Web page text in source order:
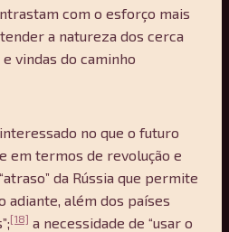
com o esforço mais
a natureza dos cerca
vindas do caminho
no que o futuro
em termos de revolução e
da Rússia que permite
adiante, além dos países
[18] a necessidade de “usar o